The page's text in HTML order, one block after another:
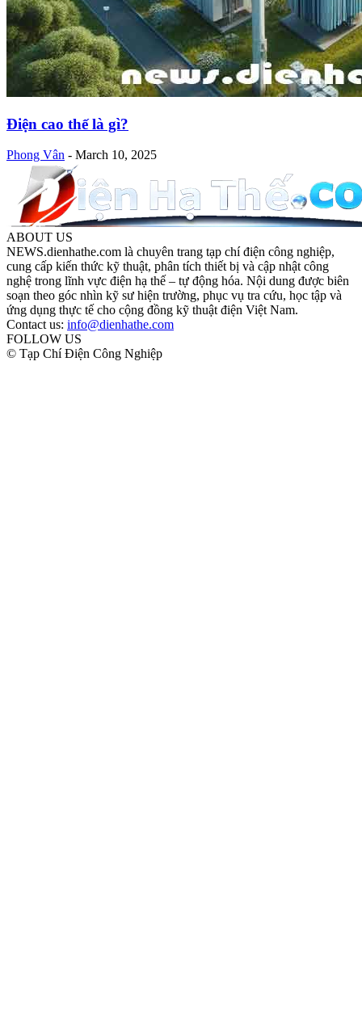
Điện cao thế là gì?
Phong Vân - March 10, 2025
ABOUT US
NEWS.dienhathe.com là chuyên trang tạp chí điện công nghiệp,
cung cấp kiến thức kỹ thuật, phân tích thiết bị và cập nhật công
nghệ trong lĩnh vực điện hạ thế – tự động hóa. Nội dung được biên
soạn theo góc nhìn kỹ sư hiện trường, phục vụ tra cứu, học tập và
ứng dụng thực tế cho cộng đồng kỹ thuật điện Việt Nam.
Contact us: info@dienhathe.com
FOLLOW US
© Tạp Chí Điện Công Nghiệp